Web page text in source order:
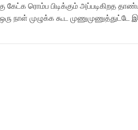
கேட்க ரொம்ப பிடிக்கும் அப்படிகிறத
ஒரு நாள் முழுக்க கூட முணுமுணுத்துட்டே